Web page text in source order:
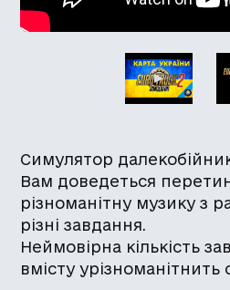
Симулятор
Вам доведеться
різноманітну музику з
різні завдання.
Неймовірна кількість
вмісту урізноманітнить